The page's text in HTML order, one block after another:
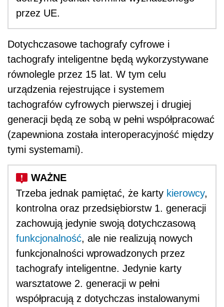
przez UE.
Dotychczasowe tachografy cyfrowe i
tachografy inteligentne będą wykorzystywane
równolegle przez 15 lat. W tym celu
urządzenia rejestrujące i systemem
tachografów cyfrowych pierwszej i drugiej
generacji będą ze sobą w pełni współpracować
(zapewniona została interoperacyjność między
tymi systemami).
Trzeba jednak pamiętać, że karty kierowcy,
kontrolna oraz przedsiębiorstw 1. generacji
zachowują jedynie swoją dotychczasową
funkcjonalność, ale nie realizują nowych
funkcjonalności wprowadzonych przez
tachografy inteligentne. Jedynie karty
warsztatowe 2. generacji w pełni
współpracują z dotychczas instalowanymi